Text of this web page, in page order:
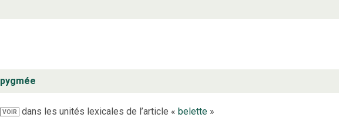
pygmée
VOIR dans les unités lexicales de l’article « belette»